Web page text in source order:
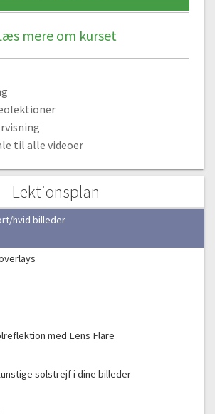
mere om kurset
til alle videoer
Lektionsplan
effekter
hvid billeder
med Lens Flare
solstrejf i dine billeder